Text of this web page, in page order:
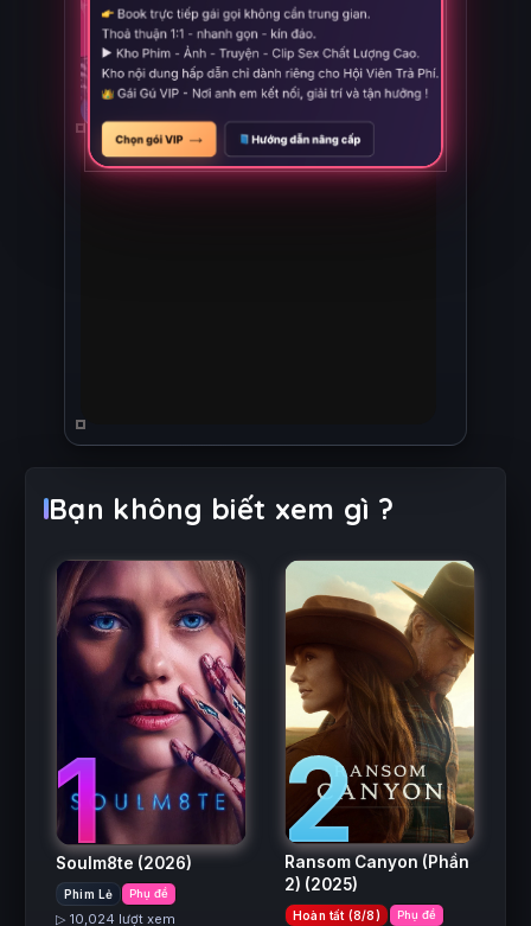
Bạn không biết xem gì ?
1
Soulm8te (2026)
Phim Lẻ Phụ đề
▷ 10,024 lượt xem
2
Ransom Canyon (Phần
2) (2025)
Hoàn tất (8/8) Phụ đề